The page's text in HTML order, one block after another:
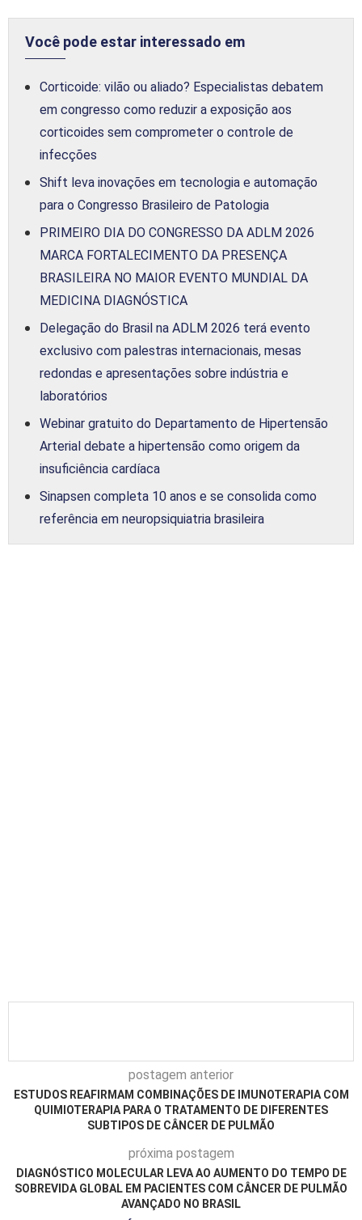
Você pode estar interessado em
Corticoide: vilão ou aliado? Especialistas debatem
em congresso como reduzir a exposição aos
corticoides sem comprometer o controle de
infecções
Shift leva inovações em tecnologia e automação
para o Congresso Brasileiro de Patologia
PRIMEIRO DIA DO CONGRESSO DA ADLM 2026
MARCA FORTALECIMENTO DA PRESENÇA
BRASILEIRA NO MAIOR EVENTO MUNDIAL DA
MEDICINA DIAGNÓSTICA
Delegação do Brasil na ADLM 2026 terá evento
exclusivo com palestras internacionais, mesas
redondas e apresentações sobre indústria e
laboratórios
Webinar gratuito do Departamento de Hipertensão
Arterial debate a hipertensão como origem da
insuficiência cardíaca
Sinapsen completa 10 anos e se consolida como
referência em neuropsiquiatria brasileira
postagem anterior
ESTUDOS REAFIRMAM COMBINAÇÕES DE IMUNOTERAPIA COM
QUIMIOTERAPIA PARA O TRATAMENTO DE DIFERENTES
SUBTIPOS DE CÂNCER DE PULMÃO
próxima postagem
DIAGNÓSTICO MOLECULAR LEVA AO AUMENTO DO TEMPO DE
SOBREVIDA GLOBAL EM PACIENTES COM CÂNCER DE PULMÃO
AVANÇADO NO BRASIL